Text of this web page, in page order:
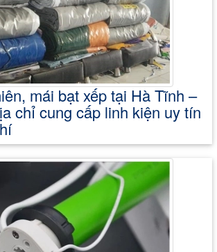
mái bạt xếp tại Hà Tĩnh –
chỉ cung cấp linh kiện uy tín